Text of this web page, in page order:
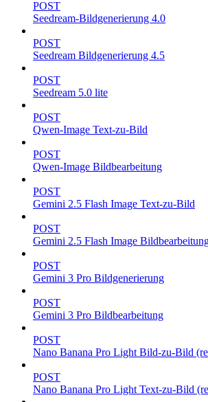
POST
Seedream-Bildgenerierung 4.0
POST
Seedream Bildgenerierung 4.5
POST
Seedream 5.0 lite
POST
Qwen-Image Text-zu-Bild
POST
Qwen-Image Bildbearbeitung
POST
Gemini 2.5 Flash Image Text-zu-Bild
POST
Gemini 2.5 Flash Image
POST
Gemini 3 Pro Bildgenerierung
POST
Gemini 3 Pro Bildbearbeitung
POST
Nano Banana Pro Light Bild-zu-Bild
POST
Nano Banana Pro Light Text-zu-Bild